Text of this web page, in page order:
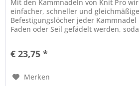
Mit den Kammnadeln von Knit Pro
einfacher, schneller und
Befestigungslöcher jeder
Faden oder Seil gefädelt werden,
€ 23,75 *
Merken